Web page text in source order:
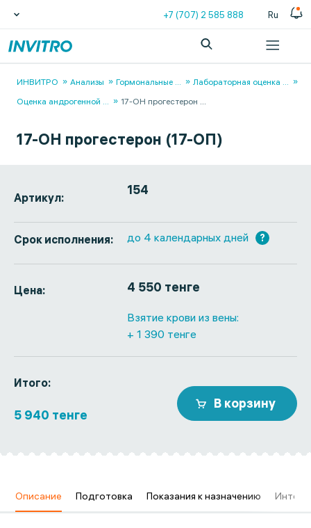
+7 (707) 2 585 888 Ru
ИНВИТРО Анализы Гормональные ... Лабораторная оценка ...
Оценка андрогенной ... 17-ОН прогестерон ...
17-ОН прогестерон (17-ОП)
Артикул: 154
Срок исполнения: до 4 календарных дней ?
Цена: 4 550 тенге
Взятие крови из вены:
+ 1 390 тенге
Итого:
5 940 тенге
В корзину
Описание Подготовка Показания к назначению